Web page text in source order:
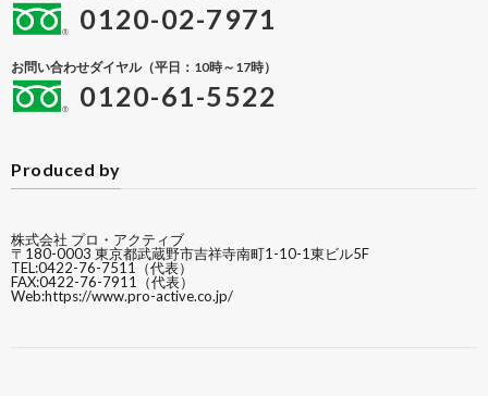
0120-02-7971
お問い合わせダイヤル（平日：10時～17時）
0120-61-5522
Produced by
株式会社 プロ・アクティブ
〒180-0003 東京都武蔵野市吉祥寺南町1-10-1東ビル5F
TEL:0422-76-7511（代表）
FAX:0422-76-7911（代表）
Web:https://www.pro-active.co.jp/